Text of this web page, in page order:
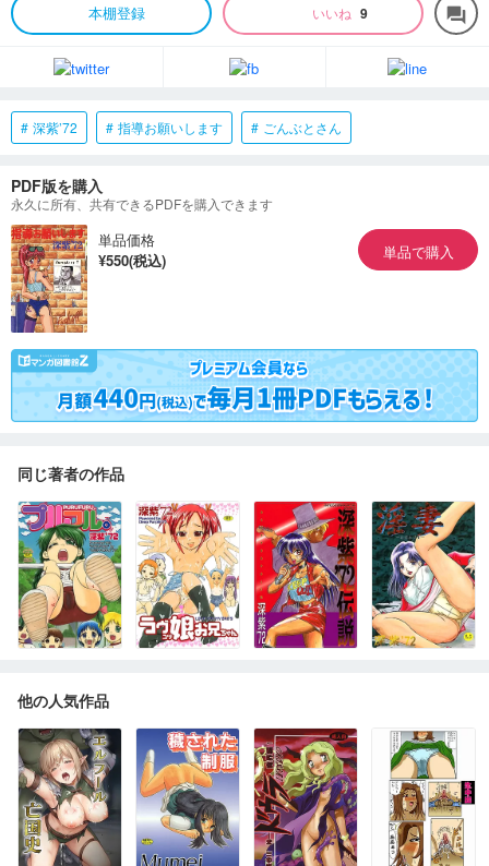
本棚登録 いいね 9 forum
深紫’72 指導お願いします ごんぶとさん
PDF版を購入
永久に所有、共有できるPDFを購入できます
単品価格
¥550(税込)
単品で購入
同じ著者の作品
他の人気作品